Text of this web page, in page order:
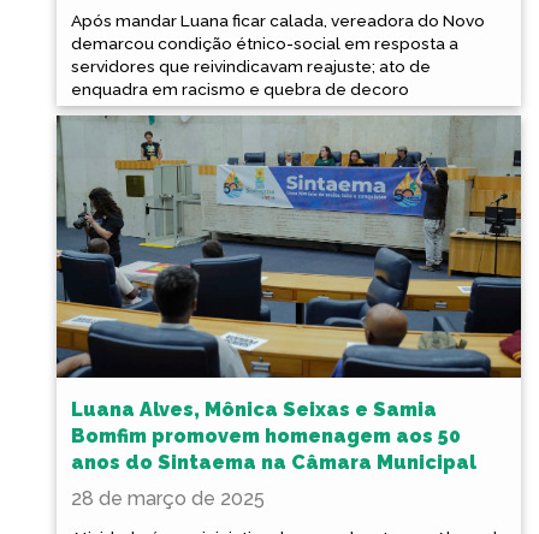
Após mandar Luana ficar calada, vereadora do Novo
demarcou condição étnico-social em resposta a
servidores que reivindicavam reajuste; ato de
enquadra em racismo e quebra de decoro
Luana Alves, Mônica Seixas e Samia
Bomfim promovem homenagem aos 50
anos do Sintaema na Câmara Municipal
28 de março de 2025